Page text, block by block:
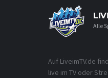
Alle
Auf LiveimTV.de
live im TV oder